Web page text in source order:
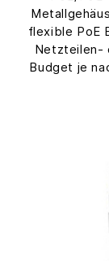
flexible PoE
Netzteilen-
Budget je